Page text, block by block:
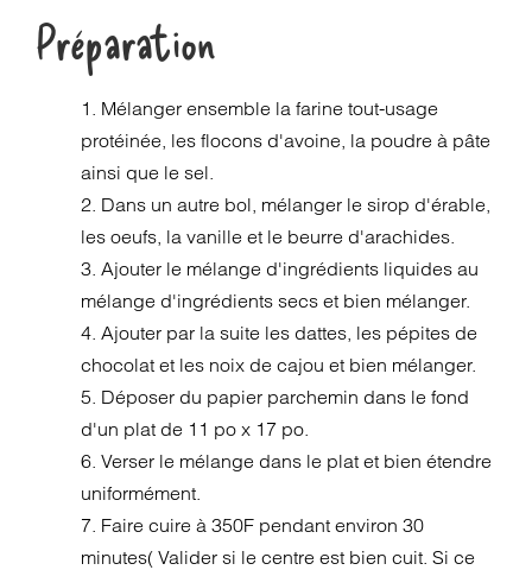
Préparation
1. Mélanger ensemble la farine tout-usage
protéinée, les flocons d'avoine, la poudre à pâte
ainsi que le sel.
2. Dans un autre bol, mélanger le sirop d'érable,
les oeufs, la vanille et le beurre d'arachides.
3. Ajouter le mélange d'ingrédients liquides au
mélange d'ingrédients secs et bien mélanger.
4. Ajouter par la suite les dattes, les pépites de
chocolat et les noix de cajou et bien mélanger.
5. Déposer du papier parchemin dans le fond
d'un plat de 11 po x 17 po.
6. Verser le mélange dans le plat et bien étendre
uniformément.
7. Faire cuire à 350F pendant environ 30
minutes( Valider si le centre est bien cuit. Si ce